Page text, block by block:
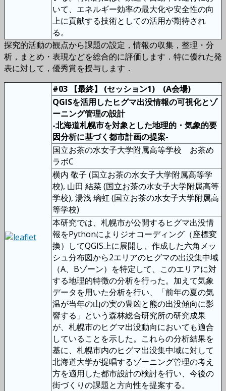
いて、エネルギー効率の最大化や安全性の向
上に貢献する技術としての活用が期待され
る。
探究的活動の観点から課題の設定，情報の収集，整理・分
析，まとめ・表現などを総合的に評価します．特に優れた発
表に対して，優秀賞を授与します．
#03 【最終】 (セッション1) (A会場)
QGISを活用したヒグマ出没情報の可視化とゾ
ーニング管理の設計
-北海道札幌市を対象とした地理的・気象的要
因分析に基づく都市計画の提案-
国立お茶の水女子大学附属高等学校 お茶め
ラボC
横内 敬子 (国立お茶の水女子大学附属高等学
校), 山田 結菜 (国立お茶の水女子大学附属高等
学校), 湯浅 璃虹 (国立お茶の水女子大学附属高
等学校)
本研究では、札幌市が公開するヒグマ出没情
報をPythonによりジオコーディング（座標変
換）してQGIS上に展開し、作成した六角メッ
シュ分布図から2エリアのヒグマの出没集中域
（A、Bゾーン）を特定して、このエリアに対
する地理的特徴の分析を行った。加えて気象
データを用いた分析を行い、「前年の夏の気
温が当年の山の実の豊凶と熊の出没傾向に影
響する」という森林総合研究所の研究成果
が、札幌市のヒグマ出没動向においても適合
していることを示した。これらの分析結果を
基に、札幌市内のヒグマ出没集中域に対して
北海道大学が提唱するゾーニング管理の考え
方を適用した都市設計の検討を行い、今後の
街づくりの課題と方向性を提案する。